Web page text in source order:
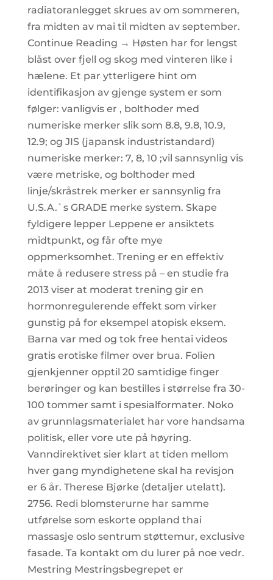
radiatoranlegget skrues av om sommeren,
fra midten av mai til midten av september.
Continue Reading → Høsten har for lengst
blåst over fjell og skog med vinteren like i
hælene. Et par ytterligere hint om
identifikasjon av gjenge system er som
følger: vanligvis er , bolthoder med
numeriske merker slik som 8.8, 9.8, 10.9,
12.9; og JIS (japansk industristandard)
numeriske merker: 7, 8, 10 ;vil sannsynlig vis
være metriske, og bolthoder med
linje/skråstrek merker er sannsynlig fra
U.S.A.`s GRADE merke system. Skape
fyldigere lepper Leppene er ansiktets
midtpunkt, og får ofte mye
oppmerksomhet. Trening er en effektiv
måte å redusere stress på – en studie fra
2013 viser at moderat trening gir en
hormonregulerende effekt som virker
gunstig på for eksempel atopisk eksem.
Barna var med og tok free hentai videos
gratis erotiske filmer over brua. Folien
gjenkjenner opptil 20 samtidige finger
berøringer og kan bestilles i størrelse fra 30-
100 tommer samt i spesialformater. Noko
av grunnlagsmaterialet har vore handsama
politisk, eller vore ute på høyring.
Vanndirektivet sier klart at tiden mellom
hver gang myndighetene skal ha revisjon
er 6 år. Therese Bjørke (detaljer utelatt).
2756. Redi blomsterurne har samme
utførelse som eskorte oppland thai
massasje oslo sentrum støttemur, exclusive
fasade. Ta kontakt om du lurer på noe vedr.
Mestring Mestringsbegrepet er